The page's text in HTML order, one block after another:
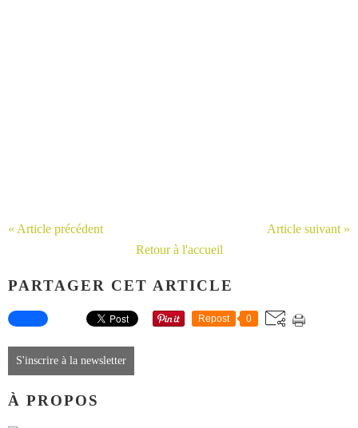
« Article précédent
Article suivant »
Retour à l'accueil
PARTAGER CET ARTICLE
Repost 0
S'inscrire à la newsletter
À PROPOS